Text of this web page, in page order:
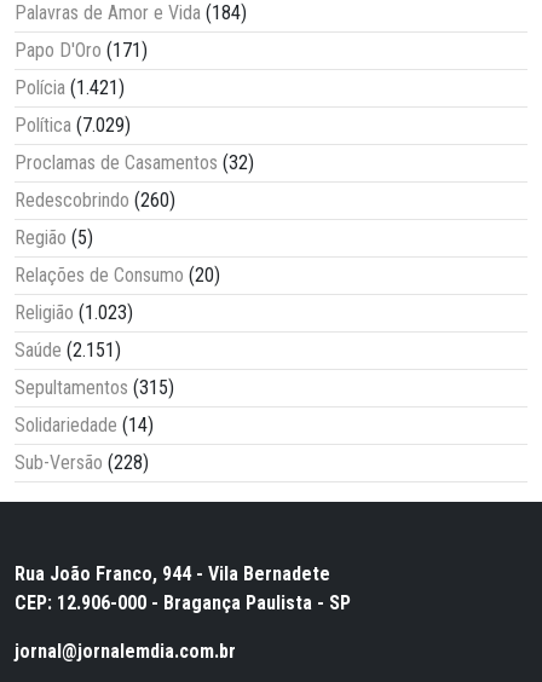
Palavras de Amor e Vida (184)
Papo D'Oro (171)
Polícia (1.421)
Política (7.029)
Proclamas de Casamentos (32)
Redescobrindo (260)
Região (5)
Relações de Consumo (20)
Religião (1.023)
Saúde (2.151)
Sepultamentos (315)
Solidariedade (14)
Sub-Versão (228)
Rua João Franco, 944 - Vila Bernadete
CEP: 12.906-000 - Bragança Paulista - SP
jornal@jornalemdia.com.br